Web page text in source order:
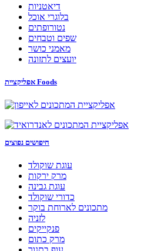
דיאטניות
בלוגרי אוכל
נטורופתים
שפים וטבחים
מאמני כושר
יועצים לתזונה
אפליקציית Foods
חיפושים נפוצים
עוגת שוקולד
מרק ירקות
עוגת גבינה
כדורי שוקולד
מתכונים לארוחת בוקר
לזניה
פנקייקים
מרק כתום